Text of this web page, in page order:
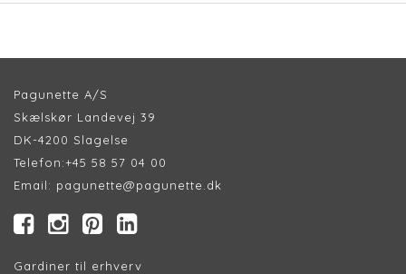
Pagunette A/S
Skælskør Landevej 39
DK-4200 Slagelse
Telefon:+45 58 57 04 00
Email: pagunette@pagunette.dk
Gardiner til erhverv